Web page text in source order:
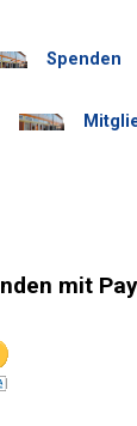
Spenden
mit